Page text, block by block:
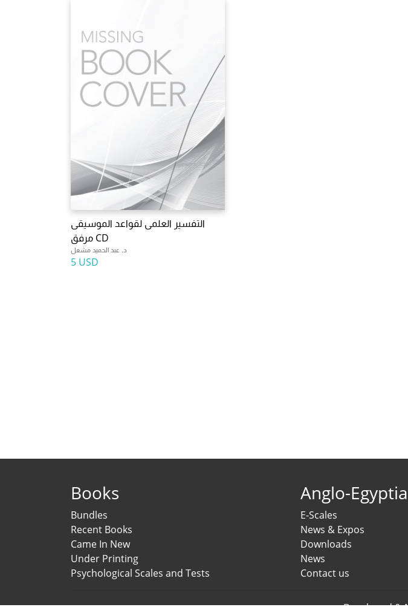
التفسير العلمى لقواعد الموسيقى
مرفق CD
د. عبد الحميد مشعل
5 USD
Books
Bundles
Recent Books
Came In New
Under Printing
Psychological Scales and Tests
Anglo-
E-Scales
News & Expos
Downloads
News
Contact us